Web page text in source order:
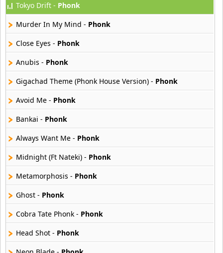
2023 Pop
80 músicas online
2023 Rock
59 músicas online
37 músicas online
80s Ballads
48 músicas online
80s Pop Rock
50 músicas online
90s Acoustic Hits
39 músicas online
90s Latin Music
50 músicas online
90s Party Hits
Tokyo Drift - Phonk
Murder In My Mind - Phonk
Close Eyes - Phonk
Anubis - Phonk
Gigachad Theme (Phonk House Version) - Phonk
Avoid Me - Phonk
Bankai - Phonk
Always Want Me - Phonk
Midnight (Ft Nateki) - Phonk
Metamorphosis - Phonk
Ghost - Phonk
Cobra Tate Phonk - Phonk
Head Shot - Phonk